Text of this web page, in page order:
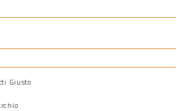
Giusto